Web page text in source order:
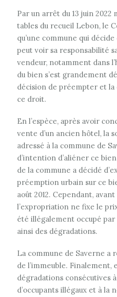
Par un arrêt du 13 juin 2022
tables du recueil Lebon, le
qu’une commune qui
peut voir sa responsabilité
vendeur, notamment dans
du bien s’est grandement
décision de préempter et
ce droit.
En l’espèce, après avoir
vente d’un ancien hôtel, la
adressé à la commune de
d’intention d’aliéner ce
de la commune a décidé
préemption urbain sur ce
août 2012. Cependant,
l’expropriation ne fixe le
été illégalement occupé
ainsi des dégradations.
La commune de Saverne a
de l’immeuble. Finalement,
dégradations consécutives
d’occupants illégaux et à la